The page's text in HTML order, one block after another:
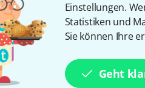
Einstellungen.
Statistiken und
Sie können Ihre
Geht